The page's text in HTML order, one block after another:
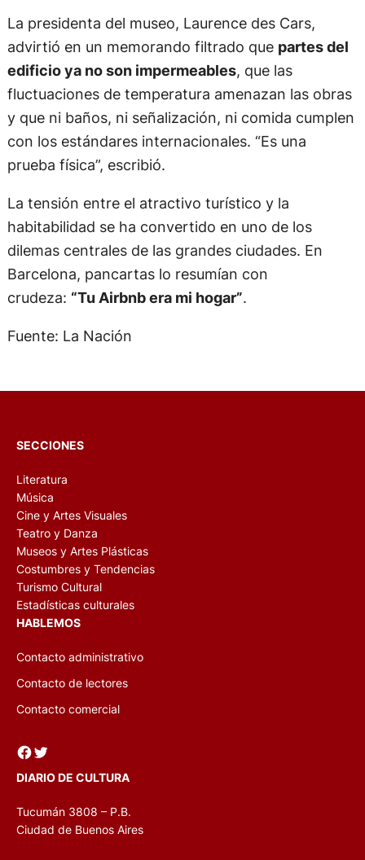
La presidenta del museo, Laurence des Cars,
advirtió en un memorando filtrado que partes del
edificio ya no son impermeables, que las
fluctuaciones de temperatura amenazan las obras
y que ni baños, ni señalización, ni comida cumplen
con los estándares internacionales. “Es una
prueba física”, escribió.
La tensión entre el atractivo turístico y la
habitabilidad se ha convertido en uno de los
dilemas centrales de las grandes ciudades. En
Barcelona, pancartas lo resumían con
crudeza: “Tu Airbnb era mi hogar”.
Fuente: La Nación
SECCIONES
Literatura
Música
Cine y Artes Visuales
Teatro y Danza
Museos y Artes Plásticas
Costumbres y Tendencias
Turismo Cultural
Estadísticas culturales
HABLEMOS
Contacto administrativo
Contacto de lectores
Contacto comercial
Facebook Twitter
DIARIO DE CULTURA
Tucumán 3808 – P.B.
Ciudad de Buenos Aires